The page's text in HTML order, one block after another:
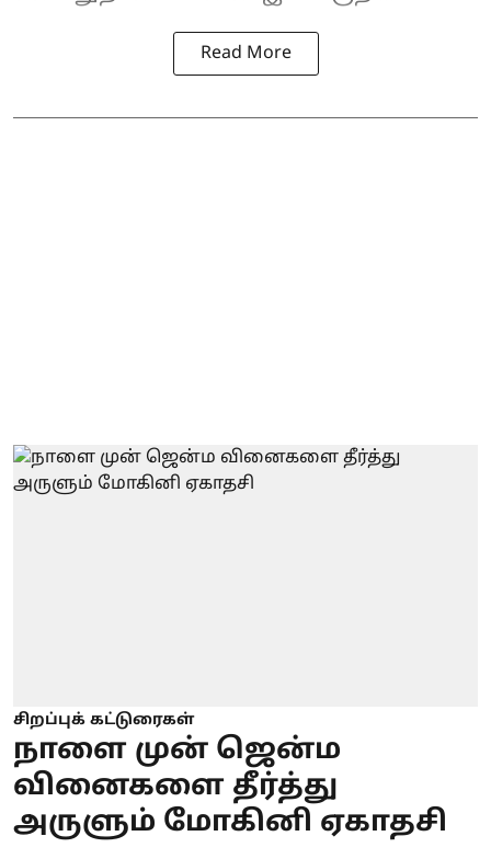
Read More
சிறப்புக் கட்டுரைகள்
நாளை முன் ஜென்ம
வினைகளை தீர்த்து
அருளும் மோகினி ஏகாதசி